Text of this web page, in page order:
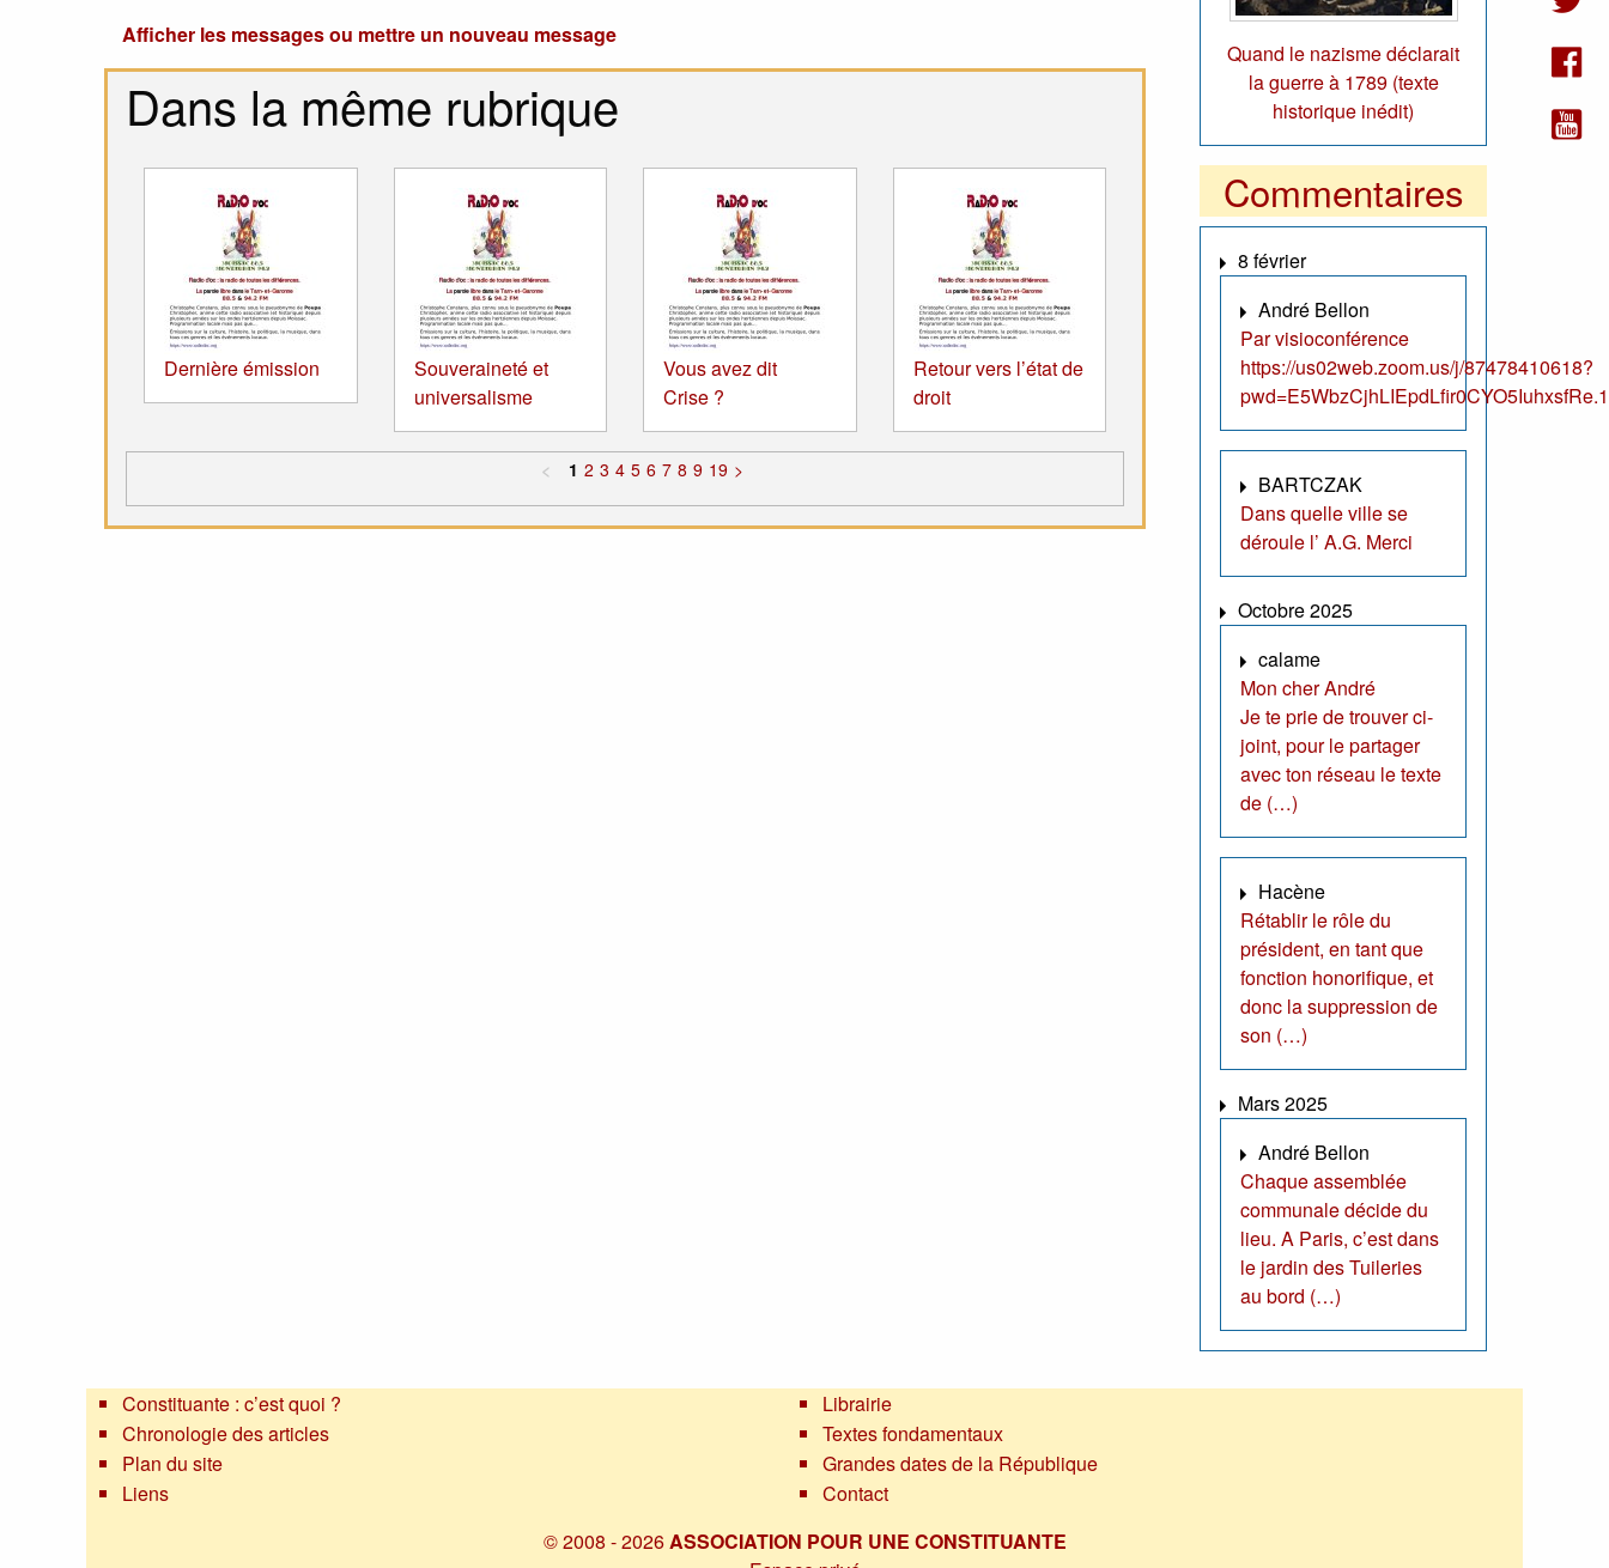
Afficher les messages ou mettre un nouveau message
Dans la même rubrique
Dernière émission
Souveraineté et
universalisme
Vous avez dit
Crise ?
Retour vers l’état de
droit
< 1 2 3 4 5 6 7 8 9 19 >
Quand le nazisme déclarait
la guerre à 1789 (texte
historique inédit)
Commentaires
8 février
André Bellon
Par visioconférence
https://us02web.zoom.us/j/87478410618?
BARTCZAK
Dans quelle ville se
déroule l’ A.G. Merci
Octobre 2025
calame
Mon cher André
Je te prie de trouver ci-
joint, pour le partager
avec ton réseau le texte
de (…)
Hacène
Rétablir le rôle du
président, en tant que
fonction honorifique, et
donc la suppression de
son (…)
Mars 2025
André Bellon
Chaque assemblée
communale décide du
lieu. A Paris, c’est dans
le jardin des Tuileries
au bord (…)
Constituante : c’est quoi ?
Chronologie des articles
Plan du site
Liens
Librairie
Textes fondamentaux
Grandes dates de la République
Contact
© 2008 - 2026ASSOCIATION POUR UNE CONSTITUANTE